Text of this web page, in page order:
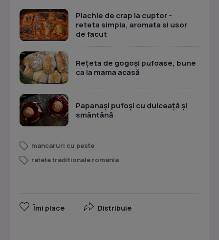
Plachie de crap la cuptor -
reteta simpla, aromata si usor
de facut
Rețeta de gogoși pufoase, bune
ca la mama acasă
Papanași pufoși cu dulceață și
smântână
mancaruri cu peste
retete traditionale romania
Îmi place Distribuie